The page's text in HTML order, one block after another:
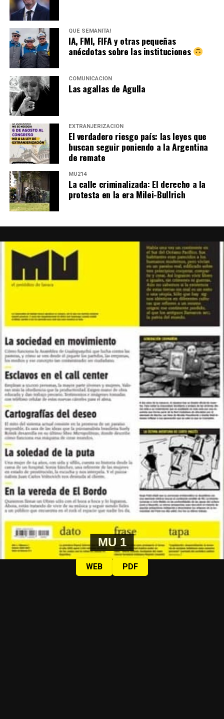
QUÉ SEMANITA!
IA, FMI, FIFA y otras pequeñas
anécdotas sobre las instituciones
COMUNICACIÓN
Las agallas de Agulla
EXTRANJERIZACIÓN
El verdadero riesgo país: las leyes que
buscan seguir poniendo a la Argentina
de remate
MU214
La calle criminalizada: El derecho a la
protesta en la era Milei-Bullrich
MU 1
WEB PDF